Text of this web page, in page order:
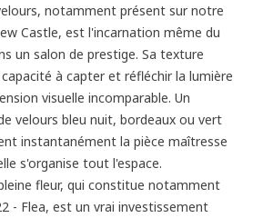
salon d'exception
notamment présent sur notre
Castle, est l'incarnation même du
un salon de prestige. Sa texture
à capter et réfléchir la lumière
visuelle incomparable. Un
velours bleu nuit, bordeaux ou vert
instantanément la pièce maîtresse
s'organise tout l'espace.
fleur, qui constitue notamment
- Flea, est un vrai investissement